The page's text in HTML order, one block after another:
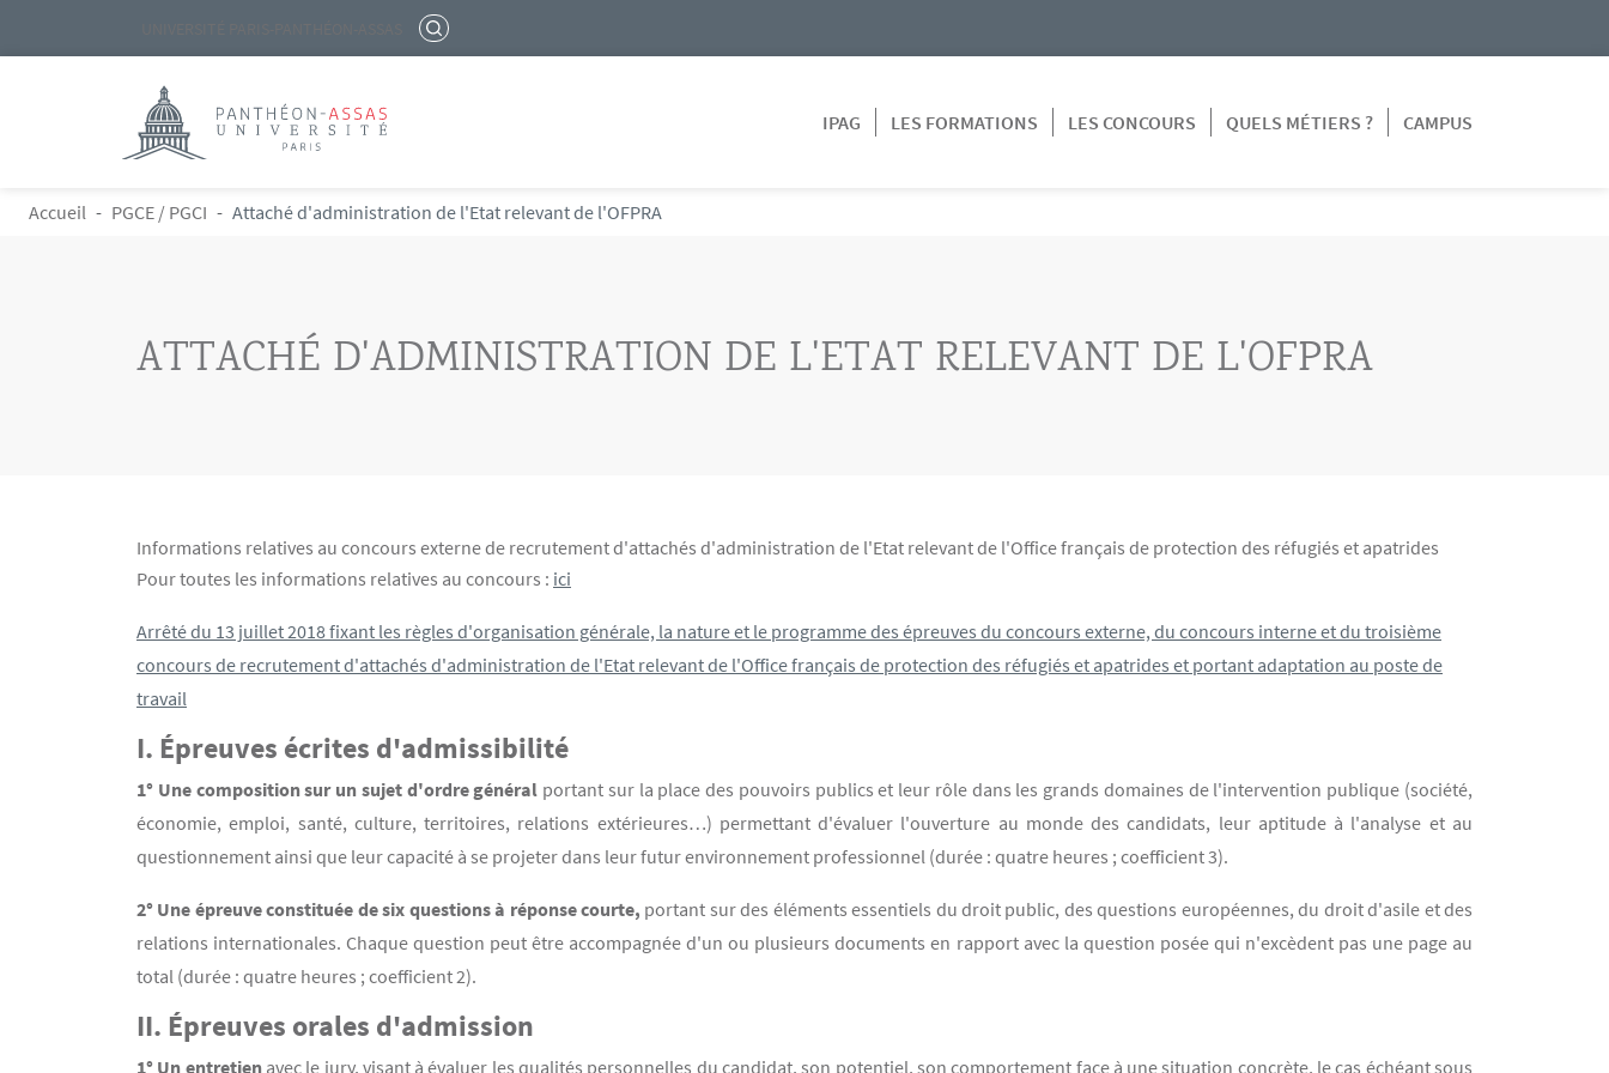
Aller au contenu principal
RECHERCHER
Logo
IPAG
LES FORMATIONS LES CONCOURS QUELS MÉTIERS ? CAMPUS
FIL D'ARIANE
Accueil PGCE / PGCI Attaché d'administration de l'Etat relevant de l'OFPRA
ATTACHÉ D'ADMINISTRATION DE L'ETAT RELEVANT DE L'OFPRA
Informations relatives au concours externe de recrutement d'attachés d'administration de l'Etat relevant de l'Office français de protection des réfugiés et apatrides
Texte
Pour toutes les informations relatives au concours : ici
Arrêté du 13 juillet 2018 fixant les règles d'organisation générale, la nature et le programme des épreuves du concours externe, du concours interne et du troisième
concours de recrutement d'attachés d'administration de l'Etat relevant de l'Office français de protection des réfugiés et apatrides et portant adaptation au poste de
travail
I. Épreuves écrites d'admissibilité
1° Une composition sur un sujet d'ordre général portant sur la place des pouvoirs publics et leur rôle dans les grands domaines de l'intervention publique (société,
économie, emploi, santé, culture, territoires, relations extérieures…) permettant d'évaluer l'ouverture au monde des candidats, leur aptitude à l'analyse et au
questionnement ainsi que leur capacité à se projeter dans leur futur environnement professionnel (durée : quatre heures ; coefficient 3).
2° Une épreuve constituée de six questions à réponse courte, portant sur des éléments essentiels du droit public, des questions européennes, du droit d'asile et des
relations internationales. Chaque question peut être accompagnée d'un ou plusieurs documents en rapport avec la question posée qui n'excèdent pas une page au
total (durée : quatre heures ; coefficient 2).
II. Épreuves orales d'admission
1° Un entretienavec le jury, visant à évaluer les qualités personnelles du candidat, son potentiel, son comportement face à une situation concrète, le cas échéant sous